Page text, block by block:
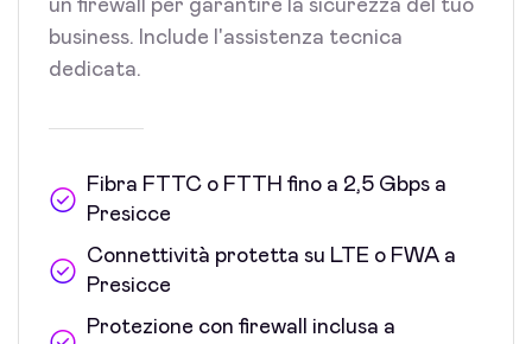
un firewall per garantire la sicurezza del tuo
business. Include l'assistenza tecnica
dedicata.
Fibra FTTC o FTTH fino a 2,5 Gbps a
Presicce
Connettività protetta su LTE o FWA a
Presicce
Protezione con firewall inclusa a